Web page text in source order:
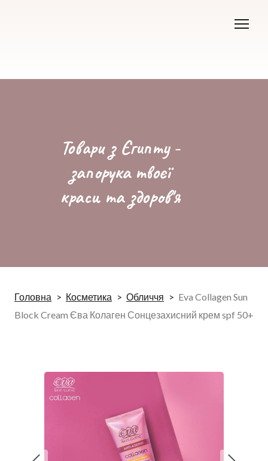
Товари з Єгипту -
запорука твоєї
краси та здоров'я
Головна Косметика Обличчя
Eva Collagen Sun
Block Cream Єва Колаген Сонцезахисний крем spf 50+